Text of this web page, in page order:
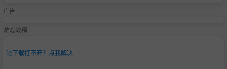
广告
游戏教程
🚀下载打不开？点我解决